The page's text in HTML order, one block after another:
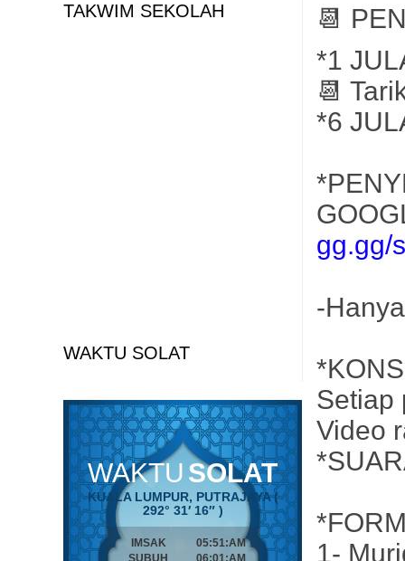
📆
*1
📆
*6
gg.gg/
-
Setiap
Video
1-
TAKWIM SEKOLAH
WAKTU SOLAT